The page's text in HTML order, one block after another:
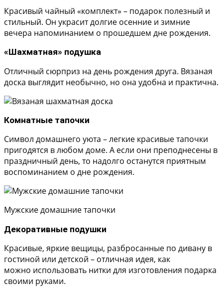
Красивый чайный «комплект» – подарок полезный и
стильный. Он украсит долгие осенние и зимние
вечера напоминанием о прошедшем дне рождения.
«Шахматная» подушка
Отличный сюрприз на день рождения друга. Вязаная
доска выглядит необычно, но она удобна и практична.
Комнатные тапочки
Символ домашнего уюта – легкие красивые тапочки
пригодятся в любом доме. А если они преподнесены в
праздничный день, то надолго останутся приятным
воспоминанием о дне рождения.
Мужские домашние тапочки
Декоративные подушки
Красивые, яркие вещицы, разбросанные по дивану в
гостиной или детской – отличная идея, как
можно использовать нитки для изготовления подарка
своими руками.